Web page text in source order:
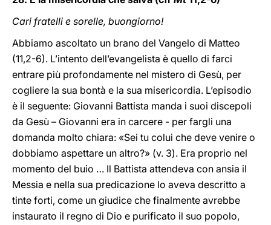
Cari fratelli e sorelle, buongiorno!
Abbiamo ascoltato un brano del Vangelo di Matteo
(11,2-6). L’intento dell’evangelista è quello di farci
entrare più profondamente nel mistero di Gesù, per
cogliere la sua bontà e la sua misericordia. L’episodio
è il seguente: Giovanni Battista manda i suoi discepoli
da Gesù – Giovanni era in carcere - per fargli una
domanda molto chiara: «Sei tu colui che deve venire o
dobbiamo aspettare un altro?» (v. 3). Era proprio nel
momento del buio … Il Battista attendeva con ansia il
Messia e nella sua predicazione lo aveva descritto a
tinte forti, come un giudice che finalmente avrebbe
instaurato il regno di Dio e purificato il suo popolo,